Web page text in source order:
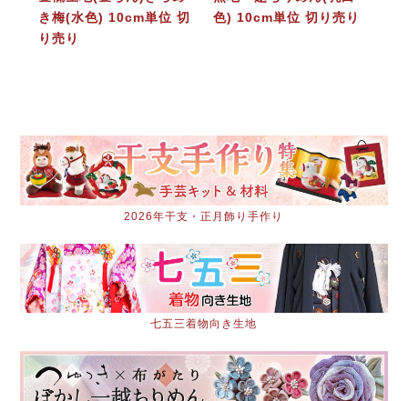
き梅(水色) 10cm単位 切
り売り
色) 10cm単位 切り売り
2026年干支・正月飾り手作り
七五三着物向き生地